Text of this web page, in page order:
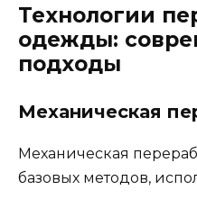
Технологии
одежды:
подходы
Механическая
Механическая
базовых методов,